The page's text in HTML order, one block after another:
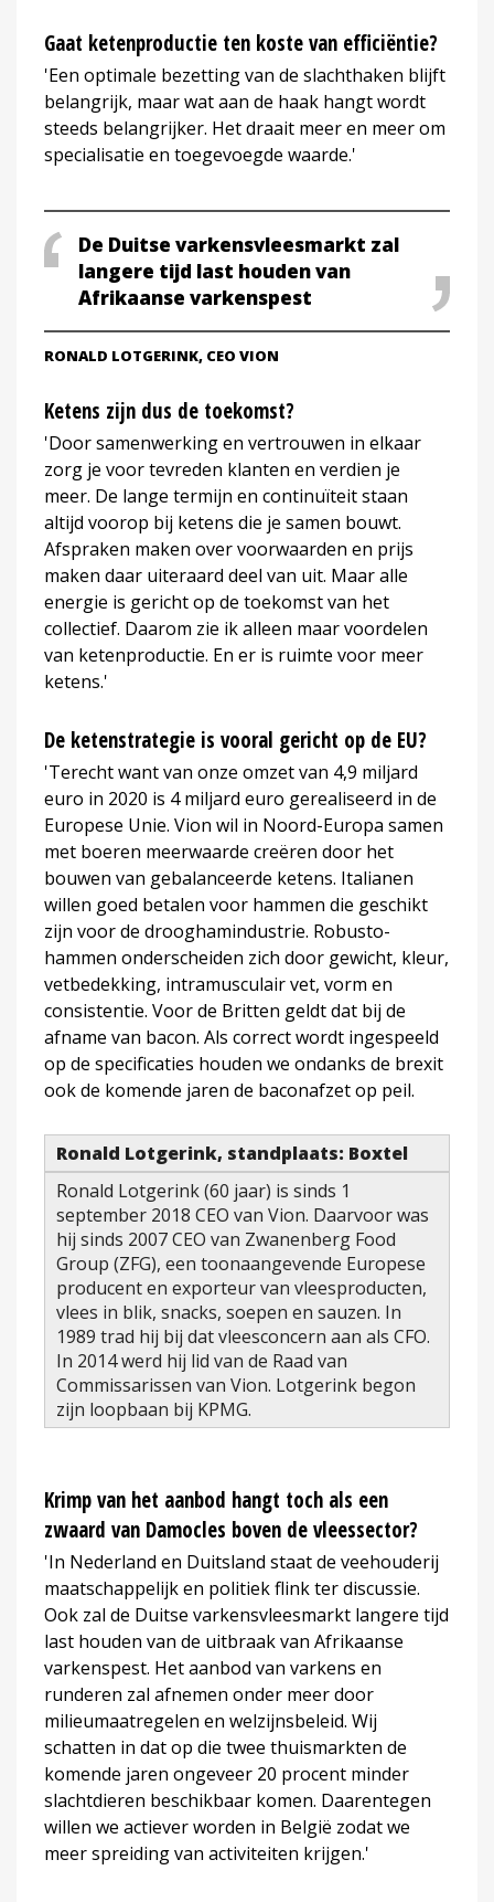
Gaat ketenproductie ten koste van efficiëntie?
'Een optimale bezetting van de slachthaken blijft
belangrijk, maar wat aan de haak hangt wordt
steeds belangrijker. Het draait meer en meer om
specialisatie en toegevoegde waarde.'
De Duitse varkensvleesmarkt zal
langere tijd last houden van
Afrikaanse varkenspest
RONALD LOTGERINK, CEO VION
Ketens zijn dus de toekomst?
'Door samenwerking en vertrouwen in elkaar
zorg je voor tevreden klanten en verdien je
meer. De lange termijn en continuïteit staan
altijd voorop bij ketens die je samen bouwt.
Afspraken maken over voorwaarden en prijs
maken daar uiteraard deel van uit. Maar alle
energie is gericht op de toekomst van het
collectief. Daarom zie ik alleen maar voordelen
van ketenproductie. En er is ruimte voor meer
ketens.'
De ketenstrategie is vooral gericht op de EU?
'Terecht want van onze omzet van 4,9 miljard
euro in 2020 is 4 miljard euro gerealiseerd in de
Europese Unie. Vion wil in Noord-Europa samen
met boeren meerwaarde creëren door het
bouwen van gebalanceerde ketens. Italianen
willen goed betalen voor hammen die geschikt
zijn voor de drooghamindustrie. Robusto-
hammen onderscheiden zich door gewicht, kleur,
vetbedekking, intramusculair vet, vorm en
consistentie. Voor de Britten geldt dat bij de
afname van bacon. Als correct wordt ingespeeld
op de specificaties houden we ondanks de brexit
ook de komende jaren de baconafzet op peil.
Ronald Lotgerink, standplaats: Boxtel
Ronald Lotgerink (60 jaar) is sinds 1
september 2018 CEO van Vion. Daarvoor was
hij sinds 2007 CEO van Zwanenberg Food
Group (ZFG), een toonaangevende Europese
producent en exporteur van vleesproducten,
vlees in blik, snacks, soepen en sauzen. In
1989 trad hij bij dat vleesconcern aan als CFO.
In 2014 werd hij lid van de Raad van
Commissarissen van Vion. Lotgerink begon
zijn loopbaan bij KPMG.
Krimp van het aanbod hangt toch als een
zwaard van Damocles boven de vleessector?
'In Nederland en Duitsland staat de veehouderij
maatschappelijk en politiek flink ter discussie.
Ook zal de Duitse varkensvleesmarkt langere tijd
last houden van de uitbraak van Afrikaanse
varkenspest. Het aanbod van varkens en
runderen zal afnemen onder meer door
milieumaatregelen en welzijnsbeleid. Wij
schatten in dat op die twee thuismarkten de
komende jaren ongeveer 20 procent minder
slachtdieren beschikbaar komen. Daarentegen
willen we actiever worden in België zodat we
meer spreiding van activiteiten krijgen.'